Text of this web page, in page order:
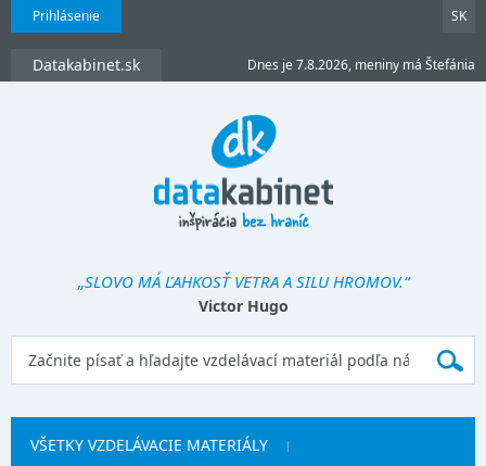
Prihlásenie SK
Datakabinet.sk Dnes je 7.8.2026, meniny má Štefánia
„SLOVO MÁ ĽAHKOSŤ VETRA A SILU HROMOV.“
Victor Hugo
VŠETKY VZDELÁVACIE MATERIÁLY